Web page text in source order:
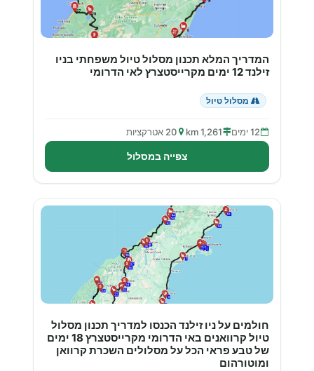
המדריך המלא תכנון מסלול טיול משפחתי בניו
זילנד 12 ימים מקרייסטצרץ לאי הדרומי
מסלול טיול
12 ימים 1,261 km 20 אטרקציות
צפייה במסלול
חולמים על ניו זילנד הכנסו למדריך תכנון מסלול
טיול קרוואנים באי הדרומי מקרייסטצרץ 18 ימים
של טבע פראי הכל על מסלולים השכרת קרוואן
ומוטורהום